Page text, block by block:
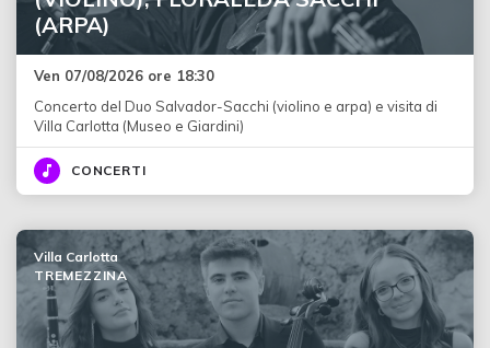
(ARPA)
Ven 07/08/2026 ore 18:30
Concerto del Duo Salvador-Sacchi (violino e arpa) e visita di
Villa Carlotta (Museo e Giardini)
CONCERTI
Villa Carlotta
TREMEZZINA